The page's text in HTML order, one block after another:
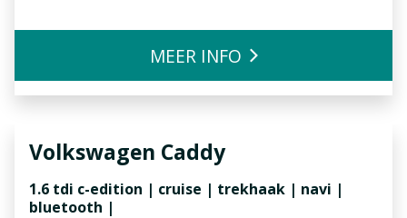
MEER INFO
Volkswagen Caddy
1.6 tdi c-edition | cruise | trekhaak | navi |
bluetooth |